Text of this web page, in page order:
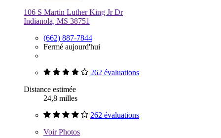
106 S Martin Luther King Jr Dr
Indianola, MS 38751
(662) 887-7844
Fermé aujourd'hui
262 évaluations
Distance estimée
24,8 milles
262 évaluations
VoirPhotos